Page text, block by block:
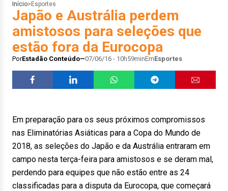
Início> Esportes
Japão e Austrália perdem
amistosos para seleções que
estão fora da Eurocopa
PorEstadão Conteúdo 07/06/16 - 10h59minEmEsportes
Em preparação para os seus próximos compromissos
nas Eliminatórias Asiáticas para a Copa do Mundo de
2018, as seleções do Japão e da Austrália entraram em
campo nesta terça-feira para amistosos e se deram mal,
perdendo para equipes que não estão entre as 24
classificadas para a disputa da Eurocopa, que começará